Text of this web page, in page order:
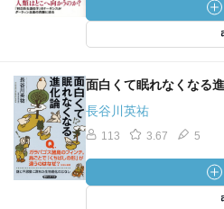
面白くて眠れなくなる
長谷川英祐
113 3.67 5